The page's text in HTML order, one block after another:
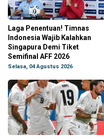
Laga Penentuan! Timnas
Indonesia Wajib Kalahkan
Singapura Demi Tiket
Semifinal AFF 2026
Selasa, 04 Agustus 2026